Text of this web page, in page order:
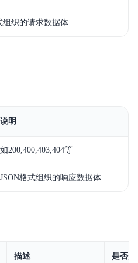
组织的请求数据体
说明
如200,400,403,404等
JSON格式组织的响应数据体
描述 是否必